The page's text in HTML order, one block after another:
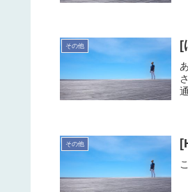
その他 [
その他